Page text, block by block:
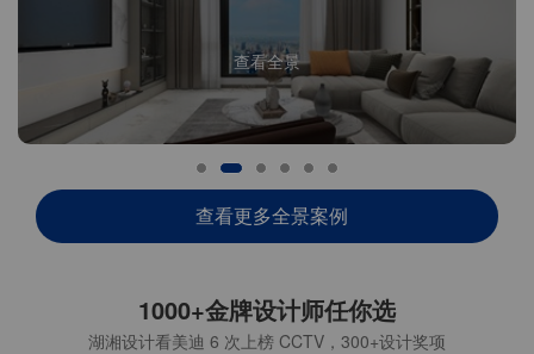
查看全景
查看更多全景案例
1000+金牌设计师任你选
湖湘设计看美迪 6 次上榜 CCTV，300+设计奖项